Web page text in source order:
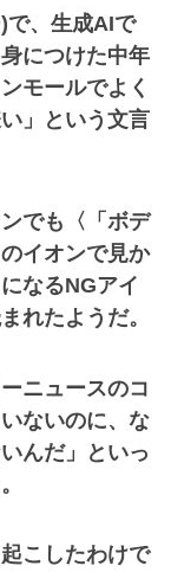
で、生成AIで
につけた中年
モールでよく
」という文言
でも〈「ボデ
イオンで見か
なるNGアイ
れたようだ。
ニュースのコ
ないのに、な
んだ」といっ
こしたわけで